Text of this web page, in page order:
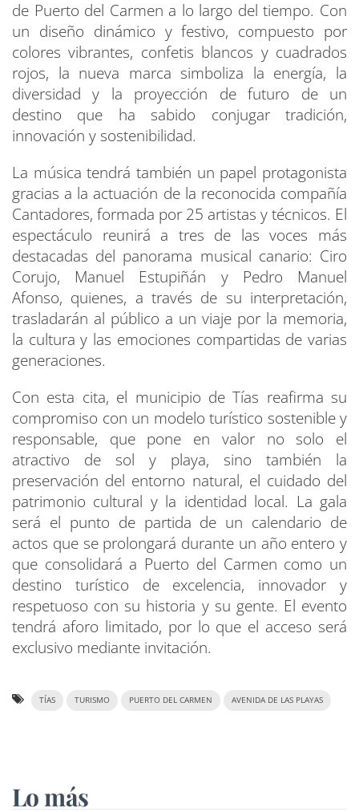
de Puerto del Carmen a lo largo del tiempo. Con
un diseño dinámico y festivo, compuesto por
colores vibrantes, confetis blancos y cuadrados
rojos, la nueva marca simboliza la energía, la
diversidad y la proyección de futuro de un
destino que ha sabido conjugar tradición,
innovación y sostenibilidad.
La música tendrá también un papel protagonista
gracias a la actuación de la reconocida compañía
Cantadores, formada por 25 artistas y técnicos. El
espectáculo reunirá a tres de las voces más
destacadas del panorama musical canario: Ciro
Corujo, Manuel Estupiñán y Pedro Manuel
Afonso, quienes, a través de su interpretación,
trasladarán al público a un viaje por la memoria,
la cultura y las emociones compartidas de varias
generaciones.
Con esta cita, el municipio de Tías reafirma su
compromiso con un modelo turístico sostenible y
responsable, que pone en valor no solo el
atractivo de sol y playa, sino también la
preservación del entorno natural, el cuidado del
patrimonio cultural y la identidad local. La gala
será el punto de partida de un calendario de
actos que se prolongará durante un año entero y
que consolidará a Puerto del Carmen como un
destino turístico de excelencia, innovador y
respetuoso con su historia y su gente. El evento
tendrá aforo limitado, por lo que el acceso será
exclusivo mediante invitación.
TÍAS TURISMO PUERTO DEL CARMEN AVENIDA DE LAS PLAYAS
Lo más